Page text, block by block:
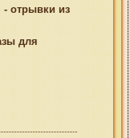
отрывки из
для